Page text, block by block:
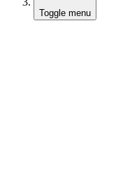
Toggle menu